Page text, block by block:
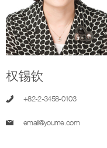
权锡钦
+82-2-3458-0103
email@youme.com